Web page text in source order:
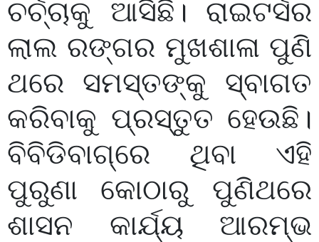
ଚର୍ଚ୍ଚାକୁ ଆସିଛି। ରାଇଟର୍ସର
ଲାଲ ରଙ୍ଗର ମୁଖଶାଳା ପୁଣି
ଥରେ ସମସ୍ତଙ୍କୁ ସ୍ବାଗତ
କରିବାକୁ ପ୍ରସ୍ତୁତ ହେଉଛି।
ବିବିଡିବାଗ୍‌ରେ ଥିବା ଏହି
ପୁରୁଣା କୋଠାରୁ ପୁଣିଥରେ
ଶାସନ କାର୍ଯ୍ୟ ଆରମ୍ଭ